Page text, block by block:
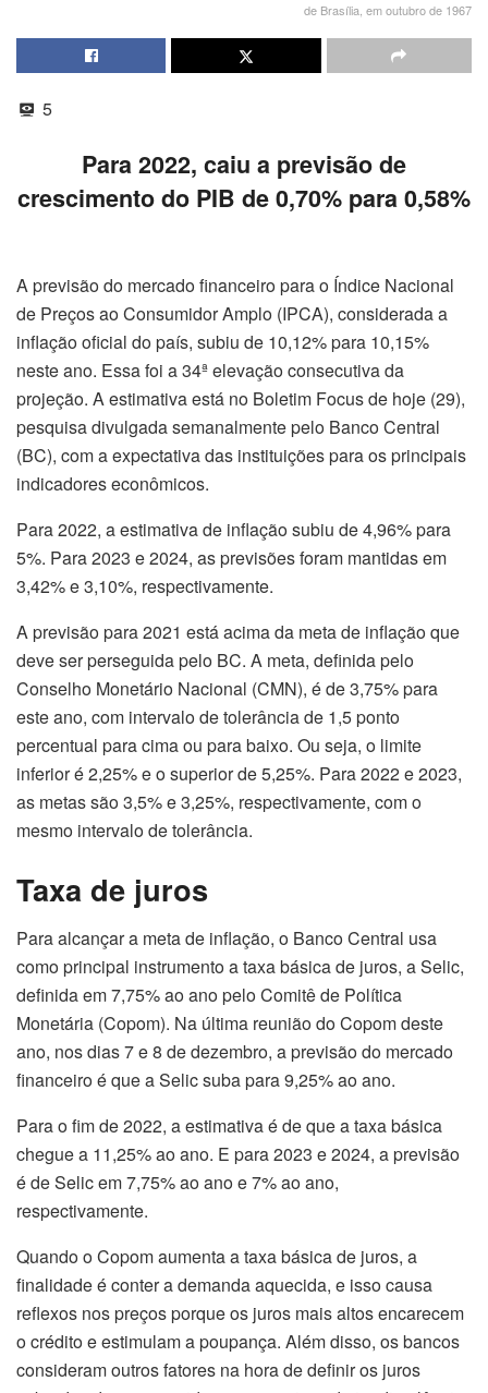
de Brasília, em outubro de 1967
5
Para 2022, caiu a previsão de
crescimento do PIB de 0,70% para 0,58%
A previsão do mercado financeiro para o Índice Nacional
de Preços ao Consumidor Amplo (IPCA), considerada a
inflação oficial do país, subiu de 10,12% para 10,15%
neste ano. Essa foi a 34ª elevação consecutiva da
projeção. A estimativa está no Boletim Focus de hoje (29),
pesquisa divulgada semanalmente pelo Banco Central
(BC), com a expectativa das instituições para os principais
indicadores econômicos.
Para 2022, a estimativa de inflação subiu de 4,96% para
5%. Para 2023 e 2024, as previsões foram mantidas em
3,42% e 3,10%, respectivamente.
A previsão para 2021 está acima da meta de inflação que
deve ser perseguida pelo BC. A meta, definida pelo
Conselho Monetário Nacional (CMN), é de 3,75% para
este ano, com intervalo de tolerância de 1,5 ponto
percentual para cima ou para baixo. Ou seja, o limite
inferior é 2,25% e o superior de 5,25%. Para 2022 e 2023,
as metas são 3,5% e 3,25%, respectivamente, com o
mesmo intervalo de tolerância.
Taxa de juros
Para alcançar a meta de inflação, o Banco Central usa
como principal instrumento a taxa básica de juros, a Selic,
definida em 7,75% ao ano pelo Comitê de Política
Monetária (Copom). Na última reunião do Copom deste
ano, nos dias 7 e 8 de dezembro, a previsão do mercado
financeiro é que a Selic suba para 9,25% ao ano.
Para o fim de 2022, a estimativa é de que a taxa básica
chegue a 11,25% ao ano. E para 2023 e 2024, a previsão
é de Selic em 7,75% ao ano e 7% ao ano,
respectivamente.
Quando o Copom aumenta a taxa básica de juros, a
finalidade é conter a demanda aquecida, e isso causa
reflexos nos preços porque os juros mais altos encarecem
o crédito e estimulam a poupança. Além disso, os bancos
consideram outros fatores na hora de definir os juros